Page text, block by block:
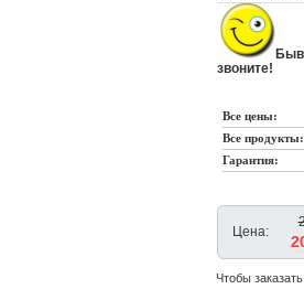
звоните!
Все цены:
Все продукты:
Гарантия:
Цена:
Чтобы